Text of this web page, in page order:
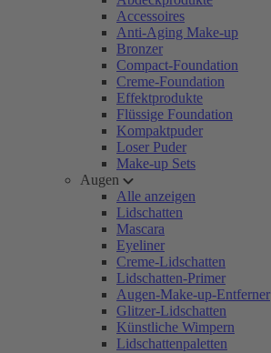
Accessoires
Anti-Aging Make-up
Bronzer
Compact-Foundation
Creme-Foundation
Effektprodukte
Flüssige Foundation
Kompaktpuder
Loser Puder
Make-up Sets
Augen
Alle anzeigen
Lidschatten
Mascara
Eyeliner
Creme-Lidschatten
Lidschatten-Primer
Augen-Make-up-Entferner
Glitzer-Lidschatten
Künstliche Wimpern
Lidschattenpaletten